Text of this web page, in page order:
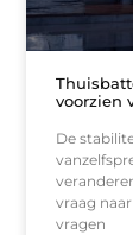
voorzien
De
vraag
vragen